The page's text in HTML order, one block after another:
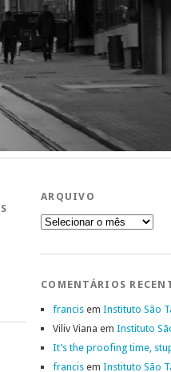
ARQUIVO
Arquivo
COMENTÁRIOS
francis em Instituto São
Viliv Viana em Instituto
It’s the proofing time,
francis em Instituto São